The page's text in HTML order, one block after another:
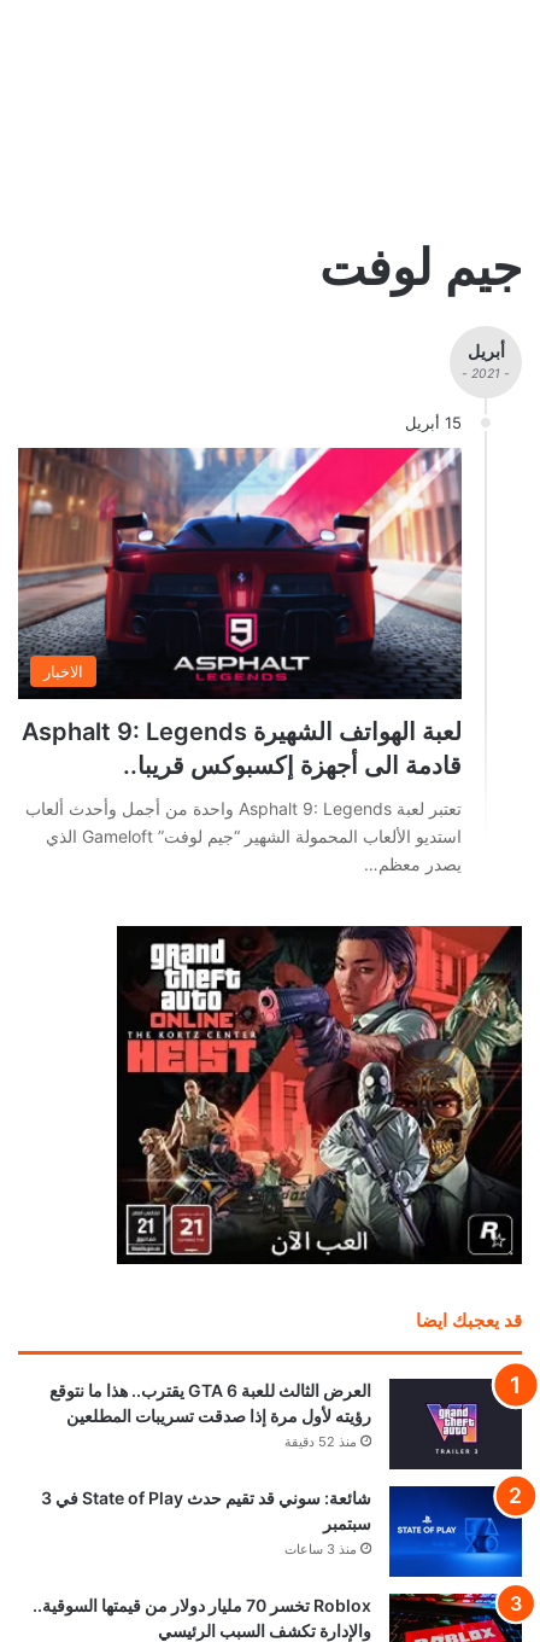
جيم لوفت
أبريل
- 2021 -
15 أبريل
الاخبار
لعبة الهواتف الشهيرة Asphalt 9: Legends
قادمة الى أجهزة إكسبوكس قريبا..
تعتبر لعبة Asphalt 9: Legends واحدة من أجمل وأحدث ألعاب
استديو الألعاب المحمولة الشهير “جيم لوفت” Gameloft الذي
يصدر معظم…
قد يعجبك ايضا
العرض الثالث للعبة GTA 6 يقترب.. هذا ما نتوقع
رؤيته لأول مرة إذا صدقت تسريبات المطلعين
منذ 52 دقيقة
شائعة: سوني قد تقيم حدث State of Play في 3
سبتمبر
منذ 3 ساعات
Roblox تخسر 70 مليار دولار من قيمتها السوقية..
والإدارة تكشف السبب الرئيسي